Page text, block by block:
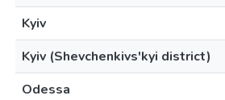
Kyiv
Kyiv (Shevchenkivs'kyi district)
Odessa